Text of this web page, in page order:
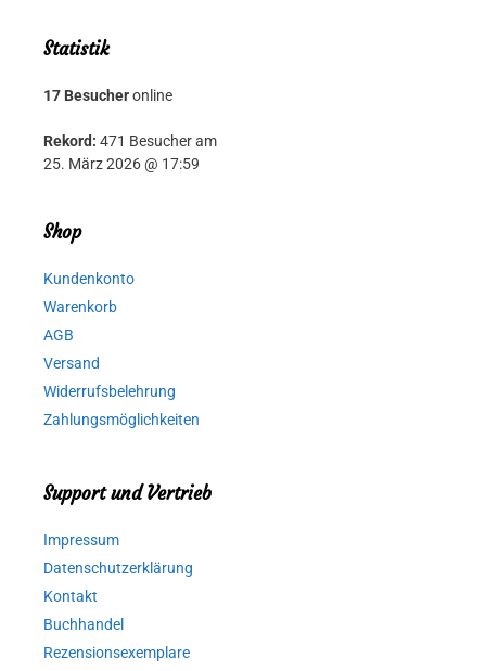
Statistik
17 Besucheronline
Rekord: 471 Besucher am
25. März 2026 @ 17:59
Shop
Kundenkonto
Warenkorb
AGB
Versand
Widerrufsbelehrung
Zahlungsmöglichkeiten
Support und Vertrieb
Impressum
Datenschutzerklärung
Kontakt
Buchhandel
Rezensionsexemplare